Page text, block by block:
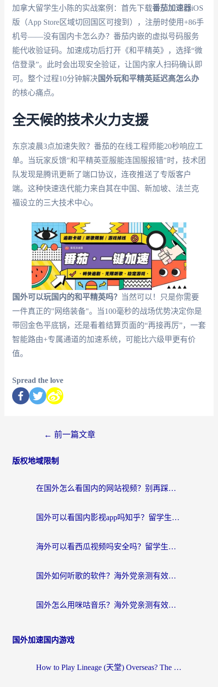
加拿大留学生小陈的实战案例：首先下载番茄加速器iOS
版（App Store区域切回国区可搜到），注册时使用+86手
机号——没有国内卡怎么办？番茄内嵌的虚拟号码服务
能代收验证码。加速成功后打开《和平精英》，选择“微
信登录”。此时会出现安全验证，让国内家人扫码确认即
可。整个过程10分钟解决国外玩和平精英延迟高怎么办
的核心痛点。
全天候的技术火力支援
东京凌晨3点加速失败？番茄的在线工程师能20秒响应工
单。当玩家反馈"和平精英亚服能连国服报错"时，技术团
队发现是腾讯更新了端口协议，连夜推送了专版客户
端。这种快速迭代能力来自其在中国、新加坡、法兰克
福设立的三大技术中心。
国外可以玩国内的和平精英吗？ 当然可以！只是你需要
一件真正的"网络装备"。当100毫秒的战场优势决定你是
带回金色平底锅，还是看着结算页面的“再接再厉”，一套
智能路由+专属通道的加速系统，可能比六级甲更有价
值。
Spread the love
← 前一篇文章
版权地域限制
在国外怎么看国内的网站视频？别再踩坑！选对加速器秒回国内冲浪
国外可以看国内影视app吗知乎？留学生亲测有效的回国加速方案
海外可以看西瓜视频吗安全吗？留学生亲测：3步解决回国追剧难题，附靠谱加速器推荐
国外如何听歌的软件？海外党亲测有效的回国加速器指南
国外怎么用咪咕音乐？海外党亲测有效的听歌自由指南
国外加速国内游戏
How to Play Lineage (天堂) Overseas? The Ultimate Guide to Choosing the Best Chinese Server Game Accelerator (在国外打天堂加速器)